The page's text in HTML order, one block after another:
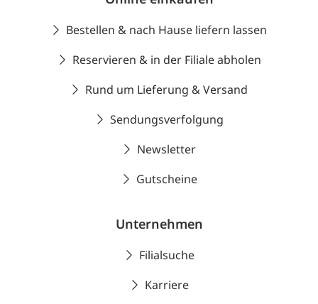
Bestellen & nach Hause liefern lassen
Reservieren & in der Filiale abholen
Rund um Lieferung & Versand
Sendungsverfolgung
Newsletter
Gutscheine
Unternehmen
Filialsuche
Karriere